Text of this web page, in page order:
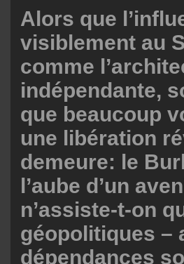
Alors que
visiblement au
comme
indépendante,
que beaucoup
une libération
demeure: le
l’aube d’un
n’assiste-t-on
géopolitiques –
dépendances